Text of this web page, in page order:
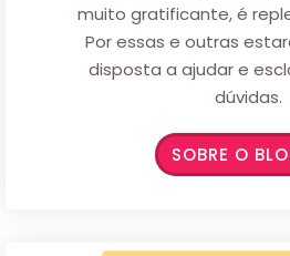
muito gratificante, é
Por essas e outras
disposta a ajudar e
dúvidas.
SOBRE O